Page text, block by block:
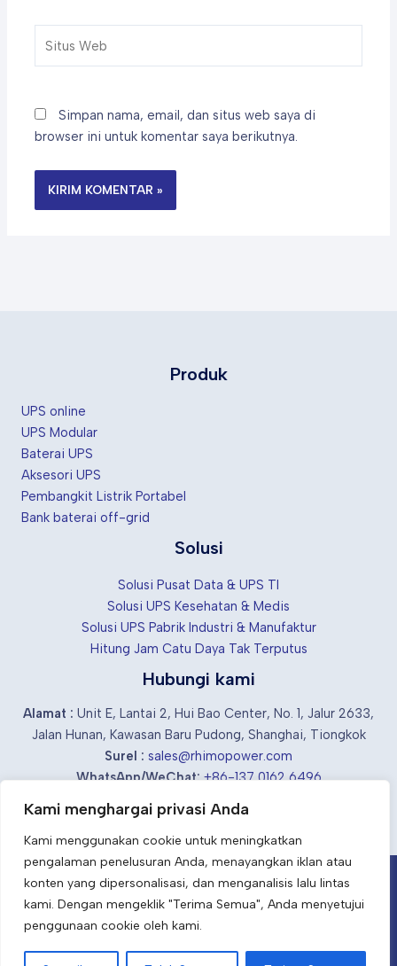
Kami menghargai privasi Anda
Kami menggunakan cookie untuk meningkatkan
pengalaman penelusuran Anda, menayangkan iklan atau
konten yang dipersonalisasi, dan menganalisis lalu lintas
kami. Dengan mengeklik "Terima Semua", Anda menyetujui
penggunaan cookie oleh kami.
Web
Simpan nama, email, dan situs web saya di
browser ini untuk komentar saya berikutnya.
Produk
UPS online
UPS Modular
Baterai UPS
Aksesori UPS
Pembangkit Listrik Portabel
Bank baterai off-grid
Solusi
Solusi Pusat Data & UPS TI
Solusi UPS Kesehatan & Medis
Solusi UPS Pabrik Industri & Manufaktur
Hitung Jam Catu Daya Tak Terputus
Hubungi kami
Alamat : Unit E, Lantai 2, Hui Bao Center, No. 1, Jalur 2633,
Jalan Hunan, Kawasan Baru Pudong, Shanghai, Tiongkok
Surel : sales@rhimopower.com
WhatsApp/WeChat: +86-137 0162 6496
Pemasok & produsen UPS industri Cina
ID